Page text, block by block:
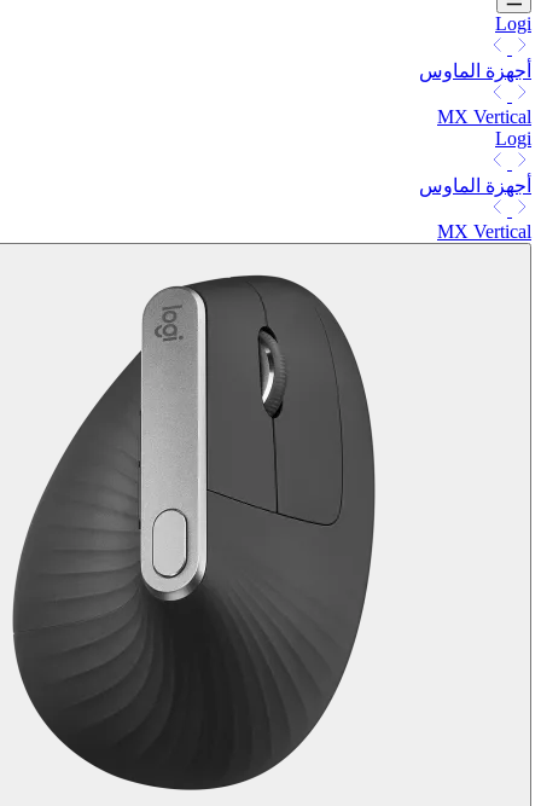
Logi
أجهزة الماوس
MX Vertical
Logi
أجهزة الماوس
MX Vertical